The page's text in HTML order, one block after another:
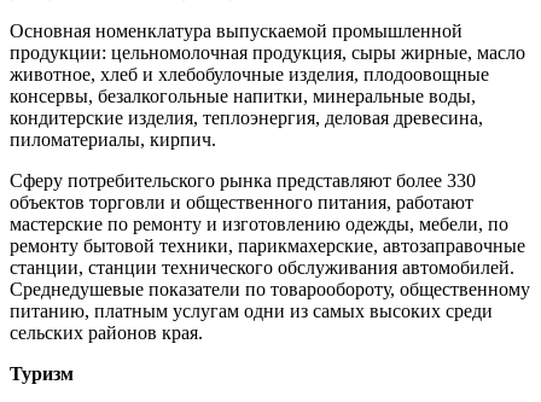
Основная номенклатура выпускаемой промышленной
продукции: цельномолочная продукция, сыры жирные, масло
животное, хлеб и хлебобулочные изделия, плодоовощные
консервы, безалкогольные напитки, минеральные воды,
кондитерские изделия, теплоэнергия, деловая древесина,
пиломатериалы, кирпич.
Сферу потребительского рынка представляют более 330
объектов торговли и общественного питания, работают
мастерские по ремонту и изготовлению одежды, мебели, по
ремонту бытовой техники, парикмахерские, автозаправочные
станции, станции технического обслуживания автомобилей.
Среднедушевые показатели по товарообороту, общественному
питанию, платным услугам одни из самых высоких среди
сельских районов края.
Туризм